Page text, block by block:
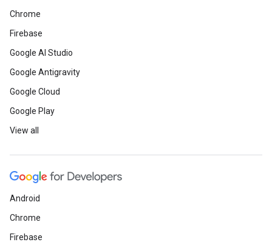
Chrome
Firebase
Google AI Studio
Google Antigravity
Google Cloud
Google Play
View all
Android
Chrome
Firebase